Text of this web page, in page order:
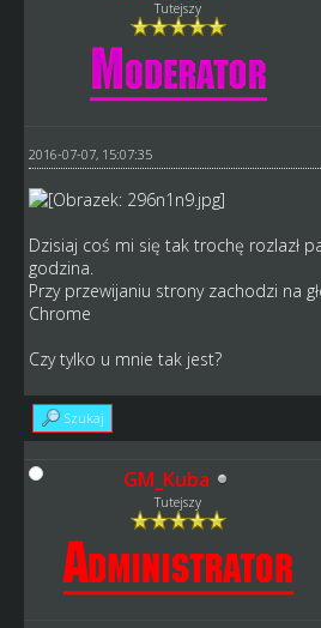
Tutejszy
2016-07-07, 15:07:35
Dzisiaj coś mi się tak trochę rozlazł
godzina.
Przy przewijaniu strony zachodzi na
Chrome
Czy tylko u mnie tak jest?
Szukaj
GM_Kuba
Tutejszy